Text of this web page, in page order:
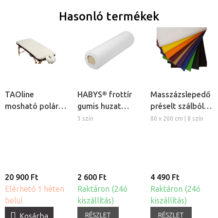
Hasonló termékek
TAOline
mosható polár
20 900 Ft
Elérhető 1 héten
belül
HABYS® frottír
gumis huzat
hengerpárnára
3 szín
2 600 Ft
Raktáron (24ó
kiszállítás)
RÉSZLET
Masszázslepedő
préselt szálból,
5db
80 x 200 cm | 8 szín
4 490 Ft
Raktáron (24ó
kiszállítás)
RÉSZLET